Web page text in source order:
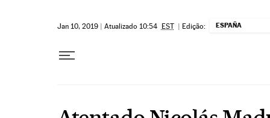
Jan 10, 2019 | Atualizado 10:54 EST | Edição: ESPAÑA